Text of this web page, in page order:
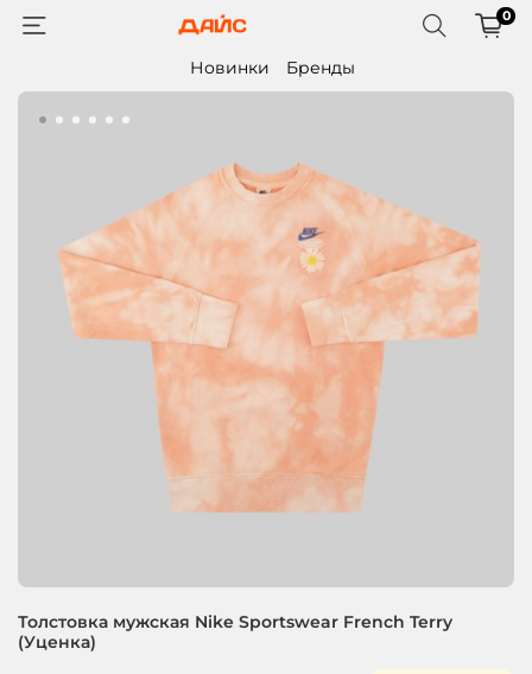
0
Новинки Бренды
Толстовка мужская Nike Sportswear French Terry
(Уценка)